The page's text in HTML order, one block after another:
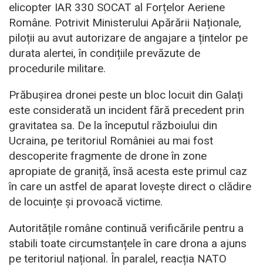
elicopter IAR 330 SOCAT al Forțelor Aeriene
Române. Potrivit Ministerului Apărării Naționale,
piloții au avut autorizare de angajare a țintelor pe
durata alertei, în condițiile prevăzute de
procedurile militare.
Prăbușirea dronei peste un bloc locuit din Galați
este considerată un incident fără precedent prin
gravitatea sa. De la începutul războiului din
Ucraina, pe teritoriul României au mai fost
descoperite fragmente de drone în zone
apropiate de graniță, însă acesta este primul caz
în care un astfel de aparat lovește direct o clădire
de locuințe și provoacă victime.
Autoritățile române continuă verificările pentru a
stabili toate circumstanțele în care drona a ajuns
pe teritoriul național. În paralel, reacția NATO